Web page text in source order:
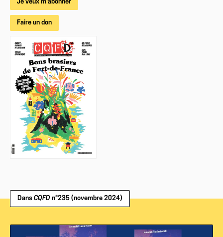
Je veux m'abonner
Faire un don
Dans CQFD n°235 (novembre 2024)